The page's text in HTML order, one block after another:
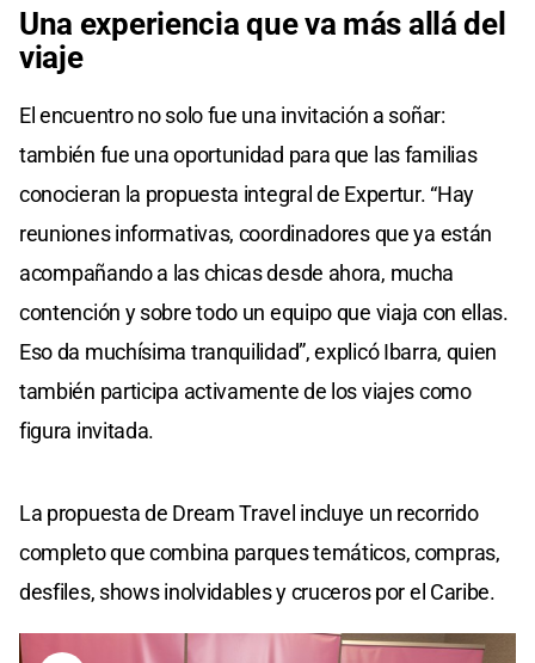
Una experiencia que va más allá del
viaje
El encuentro no solo fue una invitación a soñar:
también fue una oportunidad para que las familias
conocieran la propuesta integral de Expertur. “Hay
reuniones informativas, coordinadores que ya están
acompañando a las chicas desde ahora, mucha
contención y sobre todo un equipo que viaja con ellas.
Eso da muchísima tranquilidad”, explicó Ibarra, quien
también participa activamente de los viajes como
figura invitada.
La propuesta de Dream Travel incluye un recorrido
completo que combina parques temáticos, compras,
desfiles, shows inolvidables y cruceros por el Caribe.